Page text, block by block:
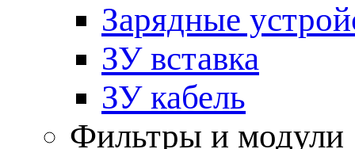
Зарядные
ЗУ вставка
ЗУ кабель
Фильтры и модули